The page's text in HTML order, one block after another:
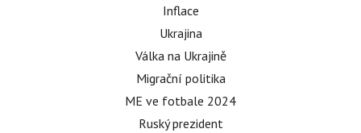
Inflace
Ukrajina
Válka na Ukrajině
Migrační politika
ME ve fotbale 2024
Ruský prezident